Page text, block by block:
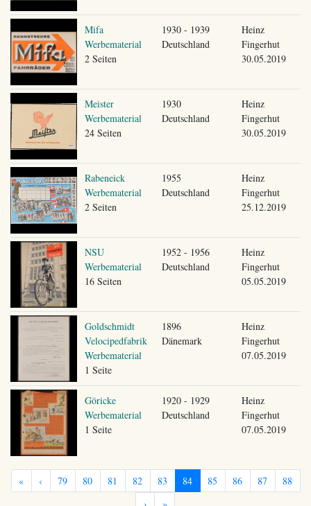
Mifa
Werbematerial
2 Seiten
1930 - 1939
Deutschland
Heinz
Fingerhut
30.05.2019
Meister
Werbematerial
24 Seiten
1930
Deutschland
Heinz
Fingerhut
30.05.2019
Rabeneick
Werbematerial
2 Seiten
1955
Deutschland
Heinz
Fingerhut
25.12.2019
NSU
Werbematerial
16 Seiten
1952 - 1956
Deutschland
Heinz
Fingerhut
05.05.2019
Goldschmidt
Velocipedfabrik
Werbematerial
1 Seite
1896
Dänemark
Heinz
Fingerhut
07.05.2019
Göricke
Werbematerial
1 Seite
1920 - 1929
Deutschland
Heinz
Fingerhut
07.05.2019
« ‹ 79 80 81 82 83 84 85 86 87
88
›
»